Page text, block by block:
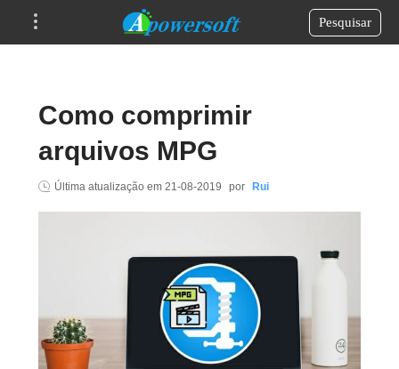
Pesquisar
Como comprimir
arquivos MPG
Última atualização em 21-08-2019 por Rui